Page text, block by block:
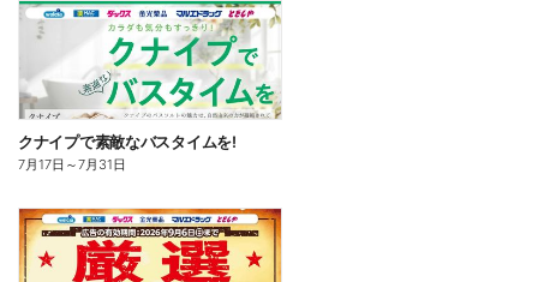
クナイプで素敵なバスタイムを!
7月17日 ～7月31日